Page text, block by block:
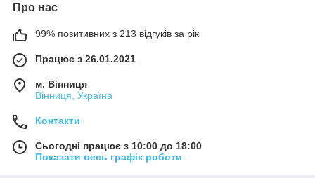
Про нас
99% позитивних з 213 відгуків за рік
Працює з 26.01.2021
м. Вінниця
Вінниця, Україна
Контакти
Сьогодні працює з 10:00 до 18:00
Показати весь графік роботи